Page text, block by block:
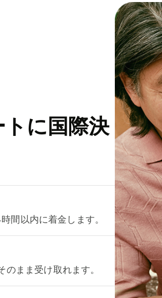
に国際決
間以内に着金します。
まま受け取れます。